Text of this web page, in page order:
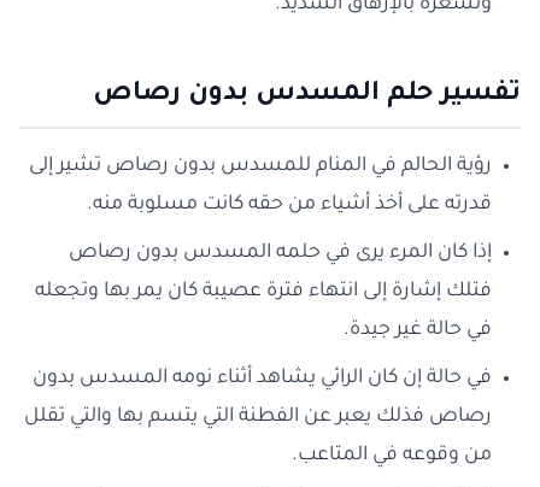
وتشعره بالإرهاق الشديد.
تفسير حلم المسدس بدون رصاص
رؤية الحالم في المنام للمسدس بدون رصاص تشير إلى
قدرته على أخذ أشياء من حقه كانت مسلوبة منه.
إذا كان المرء يرى في حلمه المسدس بدون رصاص
فتلك إشارة إلى انتهاء فترة عصيبة كان يمر بها وتجعله
في حالة غير جيدة.
في حالة إن كان الرائي يشاهد أثناء نومه المسدس بدون
رصاص فذلك يعبر عن الفطنة التي يتسم بها والتي تقلل
من وقوعه في المتاعب.